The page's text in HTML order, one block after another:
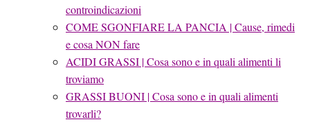
controindicazioni
COME SGONFIARE LA PANCIA | Cause, rimedi
e cosa NON fare
ACIDI GRASSI | Cosa sono e in quali alimenti li
troviamo
GRASSI BUONI | Cosa sono e in quali alimenti
trovarli?